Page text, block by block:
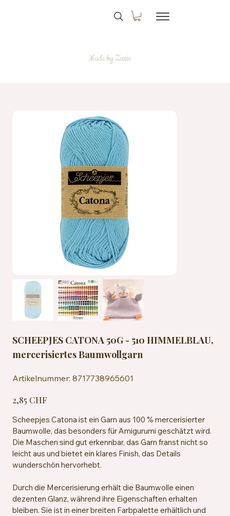
Made by Zazie
SCHEEPJES CATONA 50G - 510 HIMMELBLAU,
mercerisiertes Baumwollgarn
Artikelnummer: 8717738965601
8717738965601
2,85 CHF
Scheepjes Catona ist ein Garn aus 100 % mercerisierter
Baumwolle, das besonders für Amigurumi geschätzt wird.
Die Maschen sind gut erkennbar, das Garn franst nicht so
leicht aus und bietet ein klares Finish, das Details
wunderschön hervorhebt.
Durch die Mercerisierung erhält die Baumwolle einen
dezenten Glanz, während ihre Eigenschaften erhalten
bleiben. Sie ist in einer breiten Farbpalette erhältlich und